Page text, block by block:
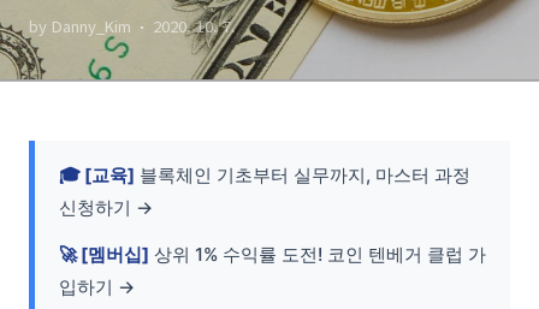
by Danny_Kim 2020. 10. 7.
🎓 [교육] 블록체인 기초부터 실무까지, 마스터 과정
신청하기 →
🚀 [멤버십] 상위 1% 수익률 도전! 코인 텐베거 클럽 가
입하기 →